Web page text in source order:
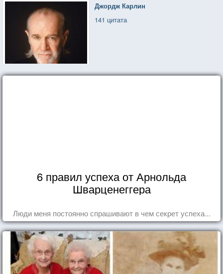
Джордж Карлин
141 цитата
6 правил успеха от Арнольда
Шварценеггера
Люди меня постоянно спрашивают в чем секрет успеха...